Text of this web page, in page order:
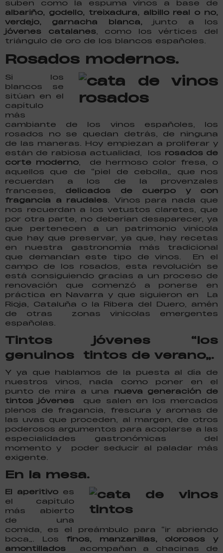
suben como la espuma vinos a base de
albariño, godello, treixadura, albillo real o no,
verdejo, garnacha blanca,junto a los
jóvenes catalanes, como los vértices del
triángulo de oro de los blancos españoles.
Rosados modernos.
Si los
blancos se
sitúan en el
capítulo
más
cambiante de los vinos españoles, los
rosados no se quedan detrás, de ninguna
de las maneras. Hoy empiezan a proliferar y
están de rabiosa actualidad, los rosados de
corte moderno, de hermoso color fresa, o
aquellos que de “piel de cebolla” que nos
recuerdan a los de la provenzales
franceses, delicados de cuerpo y con
fragancia a raudales. Vinos para nada que
nos recuerdan a los vetustos claretes, que
por otra parte, no deberían desaparecer, ya
que pertenecen a un patrimonio vinícola
que hay que preservar, ya que, hay recetas
en nuestra gastronomía más tradicional
que demandan este tipo de vinos. En el
campo de los rosados, esta revolución se
está consiguiendo gracias a un proceso de
renovación que comenzó a ponerse en
práctica en Navarra y que siguieron en La
Rioja, Cataluña o la Ribera del Duero, amén
de otras zonas vinícolas emergentes
españolas.
Tintos jóvenes “los
genuinos tintos de verano”.
Y ya que hablamos de la puesta al día de
nuestros vinos, nada como poner en el
punto de mira a una nueva generación de
tintos jóvenes que salen en los mercados
plenos de fragancia, frescura y aromas de
las uvas que proceden, al margen, de otros
poderosos argumentos para acoplarse a las
especialidades gastronómicas del
momento y poder seducir al paladar más
exigente.
En la mesa.
El aperitivo es
el capítulo
más abierto
de una
comida, es el preámbulo para “ir abriendo
boca”. Los finos, manzanillas, olorosos y
amontillados acompañan a chacinas de